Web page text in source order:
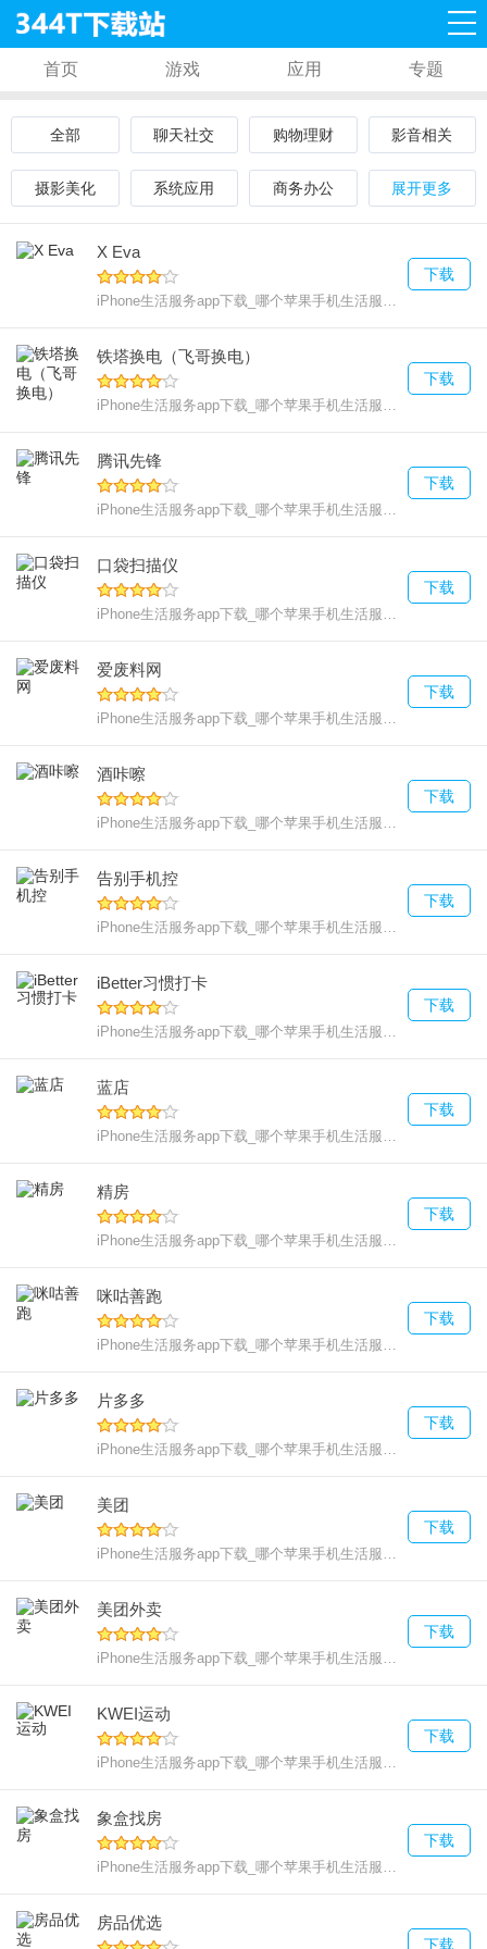
首页 游戏 应用 专题
全部 聊天社交 购物理财 影音相关
摄影美化 系统应用 商务办公 展开更多
X Eva
iPhone生活服务app下载_哪个苹果手机生活服务好用
下载
铁塔换电（飞哥换电）
iPhone生活服务app下载_哪个苹果手机生活服务好用
下载
腾讯先锋
iPhone生活服务app下载_哪个苹果手机生活服务好用
下载
口袋扫描仪
iPhone生活服务app下载_哪个苹果手机生活服务好用
下载
爱废料网
iPhone生活服务app下载_哪个苹果手机生活服务好用
下载
酒咔嚓
iPhone生活服务app下载_哪个苹果手机生活服务好用
下载
告别手机控
iPhone生活服务app下载_哪个苹果手机生活服务好用
下载
iBetter习惯打卡
iPhone生活服务app下载_哪个苹果手机生活服务好用
下载
蓝店
iPhone生活服务app下载_哪个苹果手机生活服务好用
下载
精房
iPhone生活服务app下载_哪个苹果手机生活服务好用
下载
咪咕善跑
iPhone生活服务app下载_哪个苹果手机生活服务好用
下载
片多多
iPhone生活服务app下载_哪个苹果手机生活服务好用
下载
美团
iPhone生活服务app下载_哪个苹果手机生活服务好用
下载
美团外卖
iPhone生活服务app下载_哪个苹果手机生活服务好用
下载
KWEI运动
iPhone生活服务app下载_哪个苹果手机生活服务好用
下载
象盒找房
iPhone生活服务app下载_哪个苹果手机生活服务好用
下载
房品优选
下载